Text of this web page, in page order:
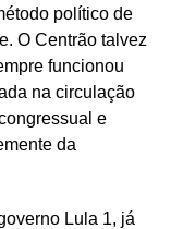
político de
O Centrão talvez
funcionou
na circulação
e
da
Lula 1, já